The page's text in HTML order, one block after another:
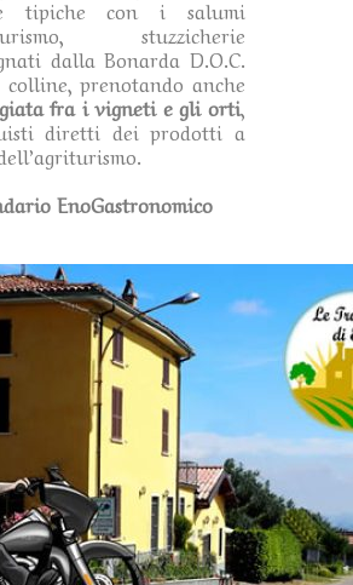
tipiche con i salumi
stuzzicherie
dalla Bonarda D.O.C.
colline, prenotando anche
fra i vigneti e gli orti,
diretti dei prodotti a
EnoGastronomico